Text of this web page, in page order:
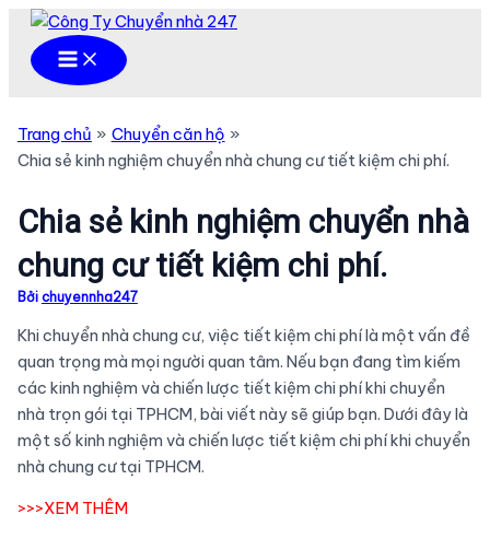
Nhảy
Main
Menu
Trang chủ
Chuyển căn hộ
Chia sẻ kinh nghiệm chuyển nhà chung cư tiết kiệm chi phí.
Chia sẻ kinh nghiệm chuyển nhà
chung cư tiết kiệm chi phí.
Bởi chuyennha247
Khi chuyển nhà chung cư, việc tiết kiệm chi phí là một vấn đề
quan trọng mà mọi người quan tâm. Nếu bạn đang tìm kiếm
các kinh nghiệm và chiến lược tiết kiệm chi phí khi chuyển
nhà trọn gói tại TPHCM, bài viết này sẽ giúp bạn. Dưới đây là
một số kinh nghiệm và chiến lược tiết kiệm chi phí khi chuyển
nhà chung cư tại TPHCM.
>>>XEM THÊM